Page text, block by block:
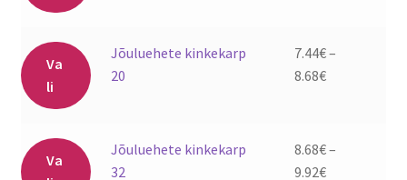
varianti.
Valikuid
saab
7.44€
Va
li
Sellel
tootel
varianti.
Valikuid
Jõuluehete kinkekarp
20
7.44€–
8.68€
8.68€
Va
Sellel
tootel
Jõuluehete kinkekarp
32
8.68€–
9.92€